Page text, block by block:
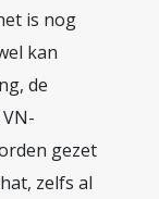
is nog
kan
de
gezet
zelfs al